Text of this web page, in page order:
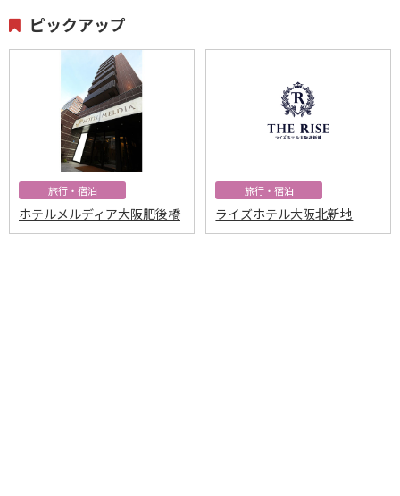
ピックアップ
旅行・宿泊
ホテルメルディア大阪肥後橋
旅行・宿泊
ライズホテル大阪北新地